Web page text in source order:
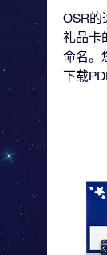
OSR的
礼品卡
命名。
下载